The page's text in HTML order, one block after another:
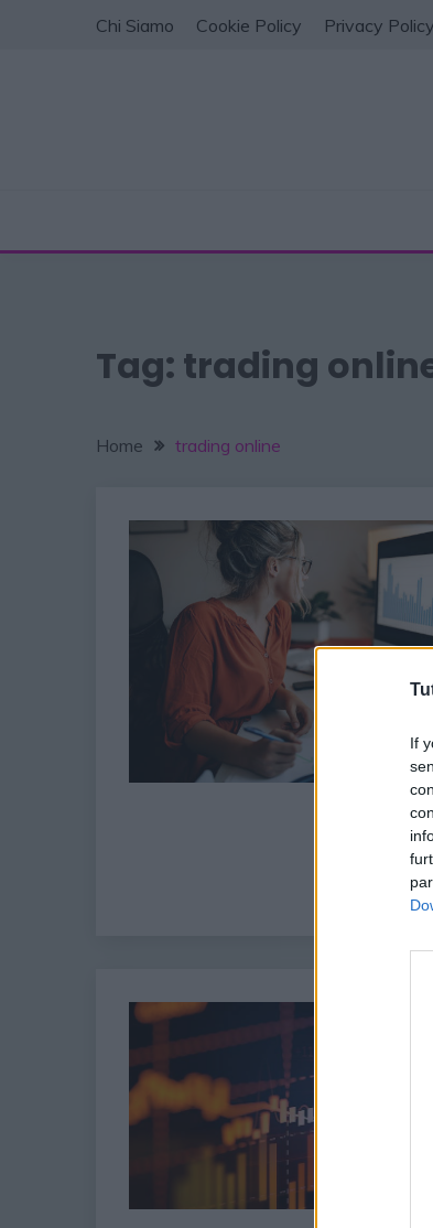
If
Chi Siamo Cookie Policy Privacy Policy
Tag: trading
Home trading online